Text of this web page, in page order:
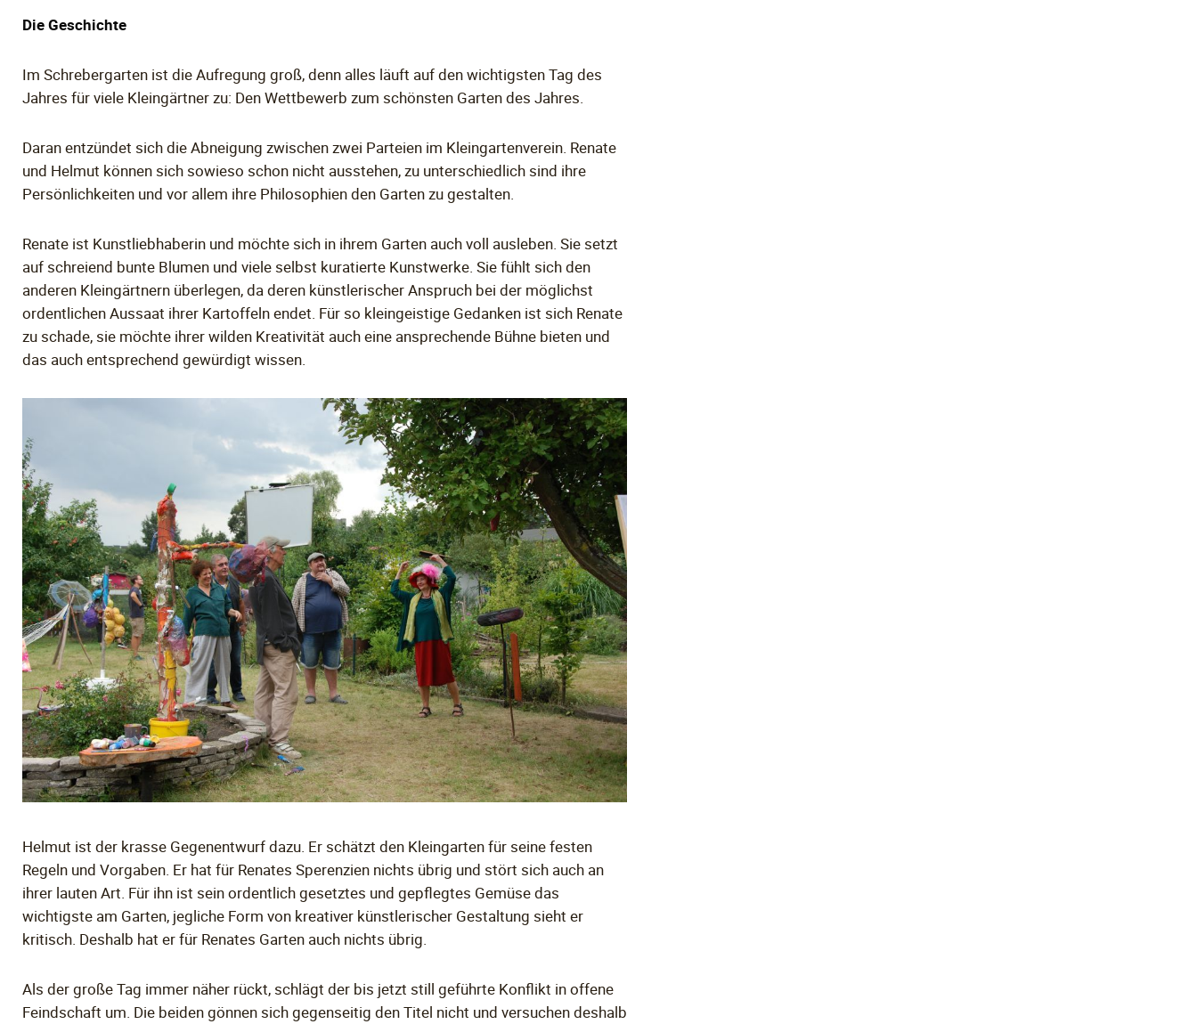
Die Geschichte
Im Schrebergarten ist die Aufregung groß, denn alles läuft auf den wichtigsten Tag des
Jahres für viele Kleingärtner zu: Den Wettbewerb zum schönsten Garten des Jahres.
Daran entzündet sich die Abneigung zwischen zwei Parteien im Kleingartenverein. Renate
und Helmut können sich sowieso schon nicht ausstehen, zu unterschiedlich sind ihre
Persönlichkeiten und vor allem ihre Philosophien den Garten zu gestalten.
Renate ist Kunstliebhaberin und möchte sich in ihrem Garten auch voll ausleben. Sie setzt
auf schreiend bunte Blumen und viele selbst kuratierte Kunstwerke. Sie fühlt sich den
anderen Kleingärtnern überlegen, da deren künstlerischer Anspruch bei der möglichst
ordentlichen Aussaat ihrer Kartoffeln endet. Für so kleingeistige Gedanken ist sich Renate
zu schade, sie möchte ihrer wilden Kreativität auch eine ansprechende Bühne bieten und
das auch entsprechend gewürdigt wissen.
Helmut ist der krasse Gegenentwurf dazu. Er schätzt den Kleingarten für seine festen
Regeln und Vorgaben. Er hat für Renates Sperenzien nichts übrig und stört sich auch an
ihrer lauten Art. Für ihn ist sein ordentlich gesetztes und gepflegtes Gemüse das
wichtigste am Garten, jegliche Form von kreativer künstlerischer Gestaltung sieht er
kritisch. Deshalb hat er für Renates Garten auch nichts übrig.
Als der große Tag immer näher rückt, schlägt der bis jetzt still geführte Konflikt in offene
Feindschaft um. Die beiden gönnen sich gegenseitig den Titel nicht und versuchen deshalb